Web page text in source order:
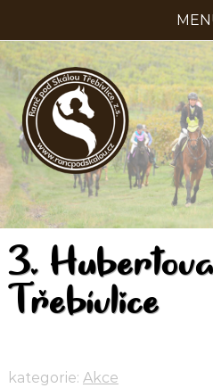
3.
Třebívlice
kategorie: Akce